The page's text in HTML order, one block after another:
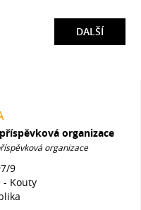
DALŠÍ
organizace
organizace
9
- Kouty